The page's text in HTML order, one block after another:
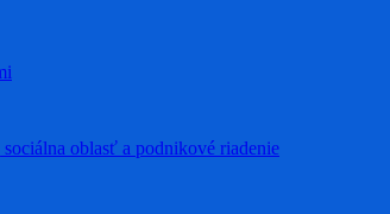
oblasť a podnikové riadenie